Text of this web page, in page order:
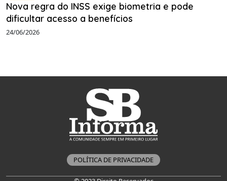
Nova regra do INSS exige biometria e pode
dificultar acesso a benefícios
24/06/2026
POLÍTICA DE PRIVACIDADE